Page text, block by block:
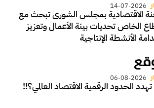
14-07-2026
الاقتصادية بمجلس الشورى تبحث مع
الخاص تحديات بيئة الأعمال وتعزيز
الأنشطة الإنتاجية
06-08-2026
الحدود الرقمية الاقتصاد العالمي؟!!